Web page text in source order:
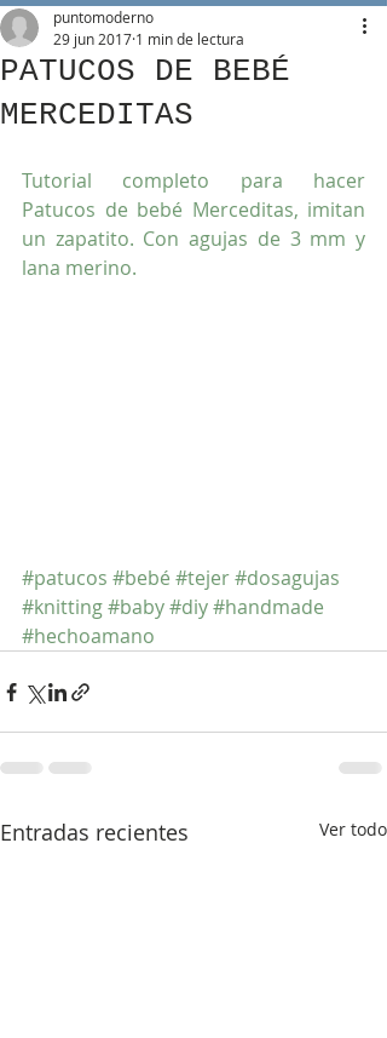
PATUCOS DE BEBÉ
MERCEDITAS
puntomoderno
29 jun 2017 1 min de lectura
Tutorial completo para hacer
Patucos de bebé Merceditas, imitan
un zapatito. Con agujas de 3 mm y
lana merino.
#patucos #bebé #tejer#dosagujas
#knitting#baby#diy#handmade
#hechoamano
Entradas recientes Ver todo